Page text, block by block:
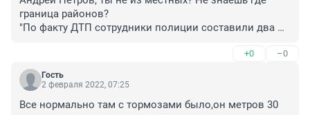
граница районов?
"По факту ДТП сотрудники полиции составили два
имущества и управление автомобилем без полиса
ОСАГО". А где третий протокол, за движение
грузового транспорта в зоне действия знака 3.4.
Установленного на перекрёстке пр-т Университетский
+0 –0
Гость
2 февраля 2022, 07:25
Все нормально там с тормозами было,он метров 30